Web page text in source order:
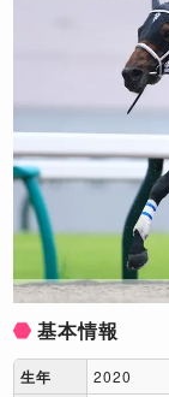
基本情報
生年 2020